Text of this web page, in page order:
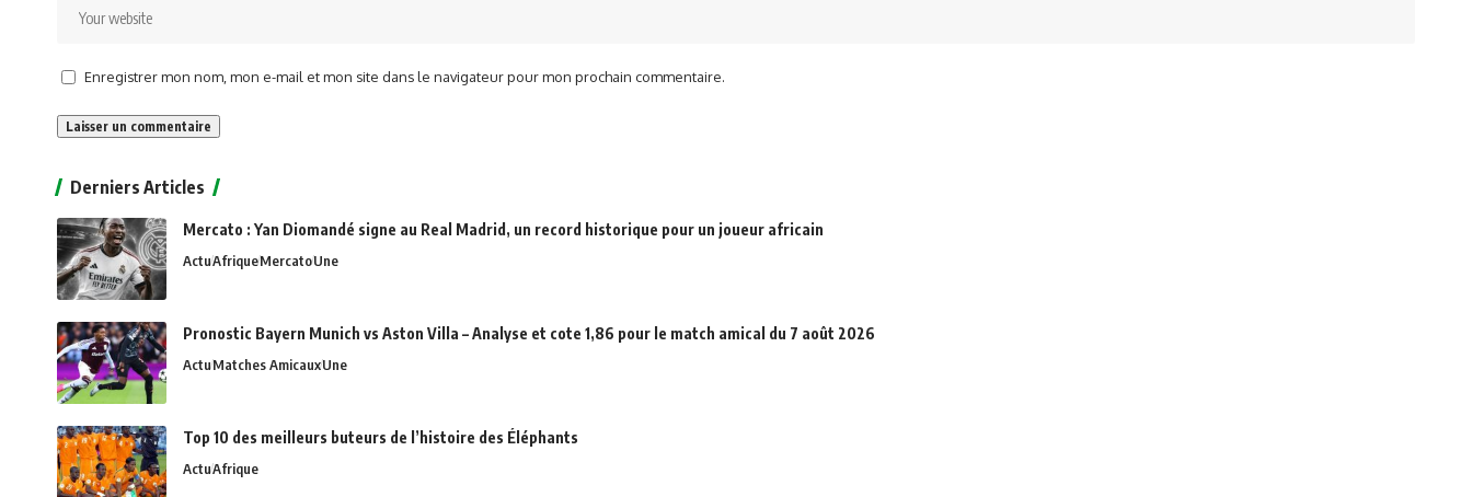
Enregistrer mon nom, mon e-mail et mon site dans le navigateur pour mon prochain commentaire.
Derniers Articles
Mercato : Yan Diomandé signe au Real Madrid, un record historique pour un joueur africain
ActuAfriqueMercatoUne
Pronostic Bayern Munich vs Aston Villa – Analyse et cote 1,86 pour le match amical du 7 août 2026
ActuMatches AmicauxUne
Top 10 des meilleurs buteurs de l’histoire des Éléphants
ActuAfrique